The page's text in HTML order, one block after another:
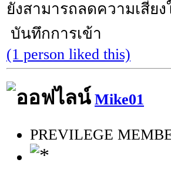
ยังสามารถลดความเสี่ยง
บันทึกการเข้า
(1 person liked this)
Mike01
PREVILEGE